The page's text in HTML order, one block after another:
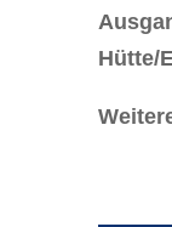
Hütte/